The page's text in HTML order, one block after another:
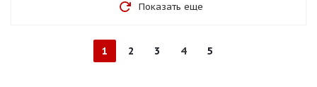
Показать еще
1 2 3 4 5